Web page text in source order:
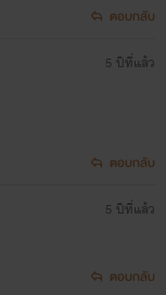
ตอบกลับ
5 ปีที่แล้ว
ตอบกลับ
5 ปีที่แล้ว
ตอบกลับ